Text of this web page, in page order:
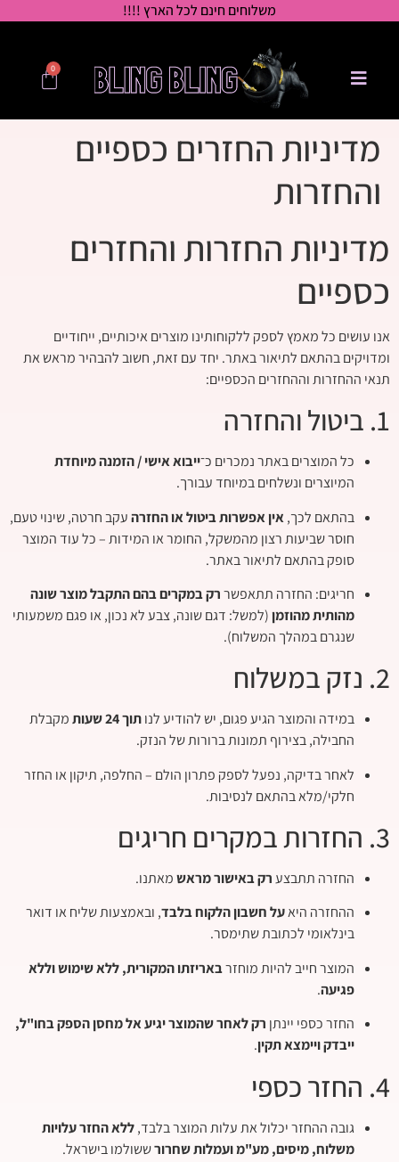
משלוחים חינם לכל הארץ !!!!
0
מדיניות החזרים כספיים
והחזרות
מדיניות החזרות והחזרים
כספיים
אנו עושים כל מאמץ לספק ללקוחותינו מוצרים איכותיים, ייחודיים
ומדויקים בהתאם לתיאור באתר. יחד עם זאת, חשוב להבהיר מראש את
תנאי ההחזרות וההחזרים הכספיים:
1. ביטול והחזרה
כל המוצרים באתר נמכרים כ־ייבוא אישי / הזמנה מיוחדת
המיוצרים ונשלחים במיוחד עבורך.
בהתאם לכך,אין אפשרות ביטול או החזרהעקב חרטה, שינוי טעם,
חוסר שביעות רצון מהמשקל, החומר או המידות – כל עוד המוצר
סופק בהתאם לתיאור באתר.
חריגים: החזרה תתאפשררק במקרים בהם התקבל מוצר שונה
מהותית מהוזמן(למשל: דגם שונה, צבע לא נכון, או פגם משמעותי
שנגרם במהלך המשלוח).
2. נזק במשלוח
במידה והמוצר הגיע פגום, יש להודיע לנותוך 24 שעות
מקבלת
החבילה, בצירוף תמונות ברורות של הנזק.
לאחר בדיקה, נפעל לספק פתרון הולם – החלפה, תיקון או החזר
חלקי/מלא בהתאם לנסיבות.
3. החזרות במקרים חריגים
החזרה תתבצערק באישור מראשמאתנו.
ההחזרה היאעל חשבון הלקוח בלבד, ובאמצעות שליח או דואר
בינלאומי לכתובת שתימסר.
המוצר חייב להיות מוחזרבאריזתו המקורית, ללא שימוש וללא
פגיעה.
החזר כספי יינתן רק לאחר שהמוצר יגיע אל מחסן הספק בחו"ל,
ייבדק ויימצא תקין.
4. החזר כספי
גובה ההחזר יכלול את עלות המוצר בלבד,ללא החזר עלויות
משלוח, מיסים, מע"מ ועמלות שחרורששולמו בישראל.